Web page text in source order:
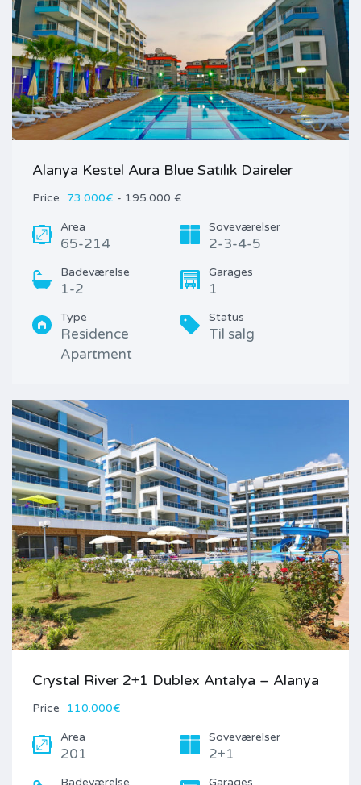
Alanya Kestel Aura Blue Satılık Daireler
Price 73.000€ - 195.000 €
Area
65-214
Soveværelser
2-3-4-5
Badeværelse
1-2
Garages
1
Type
Residence
Apartment
Status
Til salg
Crystal River 2+1 Dublex Antalya – Alanya
Price 110.000€
Area
201
Soveværelser
2+1
Badeværelse Garages